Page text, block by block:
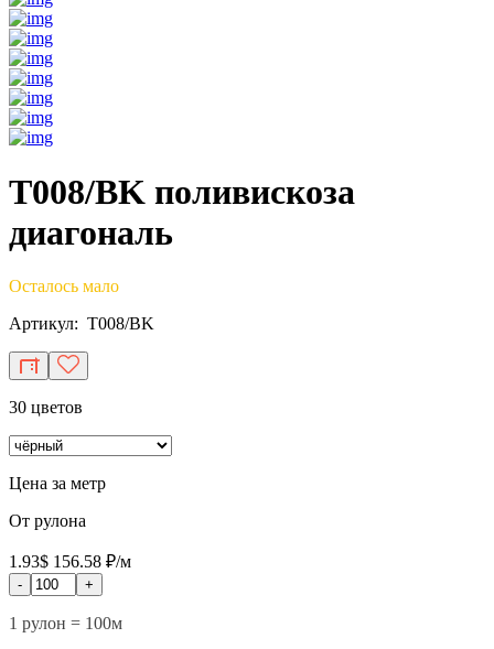
T008/BK поливискоза
диагональ
Осталось мало
Артикул: T008/BK
30 цветов
Цена за метр
От рулона
1.93$ 156.58 ₽/м
- +
1 рулон = 100м